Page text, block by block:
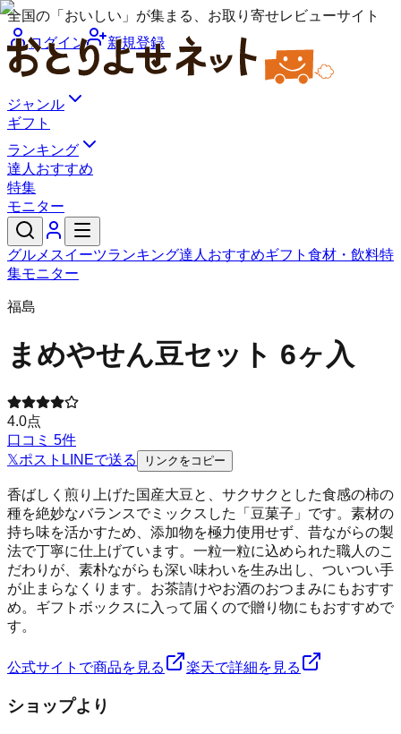
全国の「おいしい」が集まる、お取り寄せレビューサイト
ログイン
新規登録
ジャンル
ギフト
ランキング
達人おすすめ
特集
モニター
グルメ スイーツランキング達人おすすめギフト 食材・飲料特
集モニター
福島
まめやせん豆セット 6ヶ入
4.0点
口コミ 5件
𝕏ポスト LINEで送る リンクをコピー
香ばしく煎り上げた国産大豆と、サクサクとした食感の柿の
種を絶妙なバランスでミックスした「豆菓子」です。素材の
持ち味を活かすため、添加物を極力使用せず、昔ながらの製
法で丁寧に仕上げています。一粒一粒に込められた職人のこ
だわりが、素朴ながらも深い味わいを生み出し、ついつい手
が止まらなくります。お茶請けやお酒のおつまみにもおすす
め。ギフトボックスに入って届くので贈り物にもおすすめで
す。
公式サイトで商品を見る 楽天で詳細を見る
ショップより